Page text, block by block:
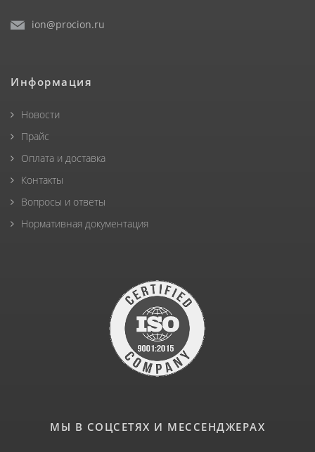
ion@procion.ru
Информация
Новости
Прайс
Оплата и доставка
Контакты
Вопросы и ответы
Нормативная документация
МЫ В СОЦСЕТЯХ И МЕССЕНДЖЕРАХ